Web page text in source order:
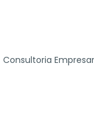
Consultoria